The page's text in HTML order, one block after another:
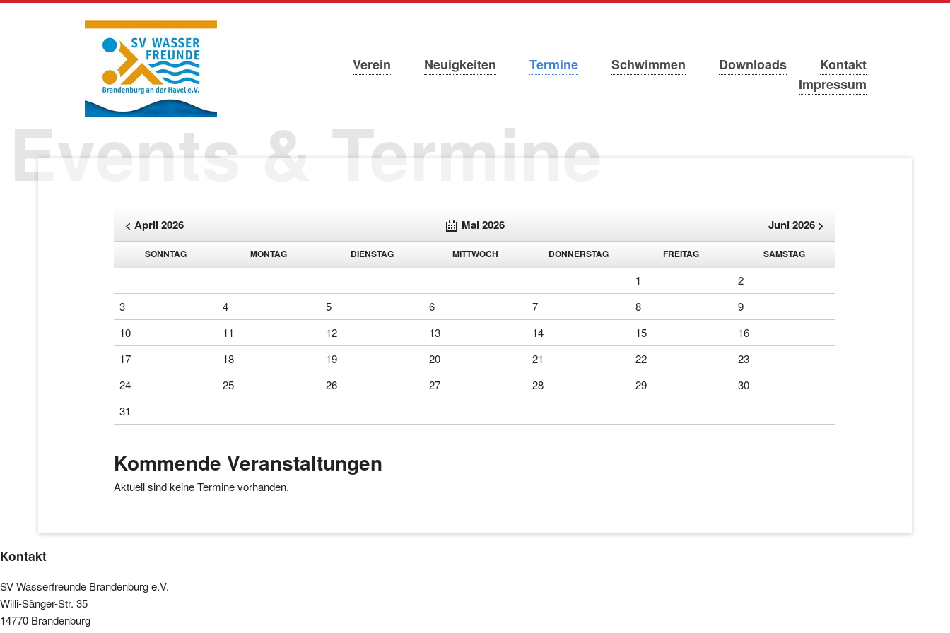
Navigation
überspringen
Verein Neuigkeiten Termine Schwimmen Downloads
Kontakt
Impressum
Navigation
Events & Termine
< April 2026 Mai 2026 Juni 2026 >
SONNTAG MONTAG DIENSTAG MITTWOCH DONNERSTAG FREITAG SAMSTAG
1
2
3
4 5 6 7 8
9
10
11 12 13 14 15
16
17
18 19 20 21 22
23
24
25 26 27 28 29
30
31
Kommende Veranstaltungen
Aktuell sind keine Termine vorhanden.
Kontakt
SV Wasserfreunde Brandenburg e.V.
Willi-Sänger-Str. 35
14770 Brandenburg